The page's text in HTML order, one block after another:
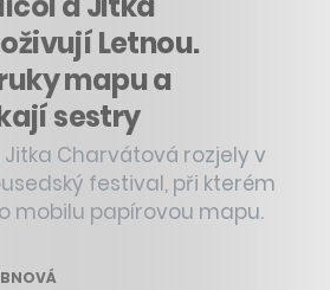
Letnou.
mapu a
sestry
Charvátová rozjely v
festival, při kterém
mobilu papírovou mapu.